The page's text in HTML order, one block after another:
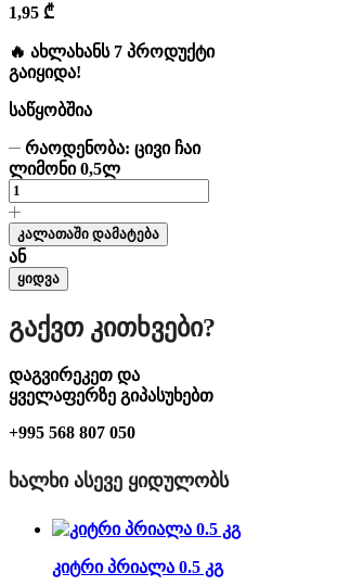
1,95 ₾
🔥 ახლახანს 7 პროდუქტი
გაიყიდა!
საწყობშია
რაოდენობა: ცივი ჩაი
ლიმონი 0,5ლ
კალათაში დამატება
ან
ყიდვა
Გაქვთ Კითხვები?
დაგვირეკეთ და
ყველაფერზე გიპასუხებთ
+995 568 807 050
ᲮᲐᲚᲮᲘ ᲐᲡᲔᲕᲔ ᲧᲘᲓᲣᲚᲝᲑᲡ
კიტრი პრიალა 0.5 კგ